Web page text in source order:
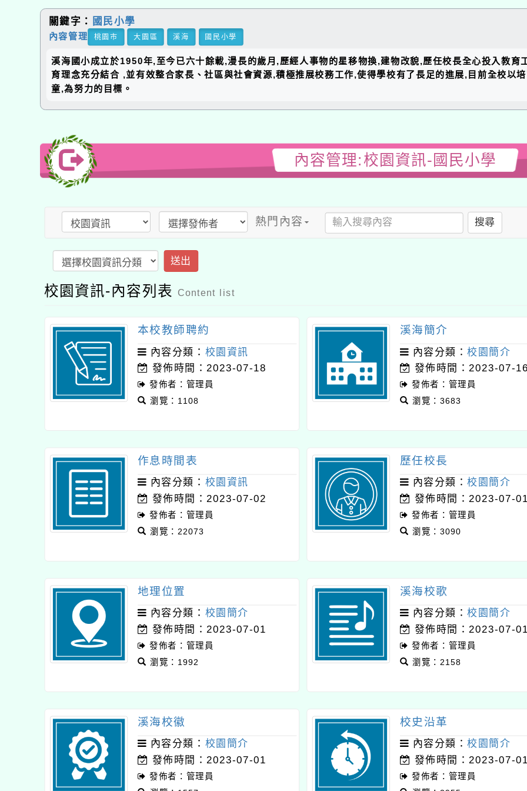
關鍵字： 國民小學
內容管理 桃園市 大園區 溪海 國民小學
溪海國小成立於1950年,至今已六十餘載,漫長的歲月,歷經人事物的星移物換,建物改貌,歷任校長全心投入教育
育理念充分結合 ,並有效整合家長、社區與社會資源,積極推展校務工作,使得學校有了長足的進展,目前全校以
童,為努力的目標。
內容管理:校園資訊-國民小學
熱門內容 搜尋
送出
校園資訊-內容列表 Content list
本校教師聘約
內容分類： 校園資訊
發佈時間：2023-07-18
發佈者：管理員
瀏覽：1108
溪海簡介
內容分類：校園簡介
發佈時間：2023-07-
發佈者：管理員
瀏覽：3683
作息時間表
內容分類： 校園資訊
發佈時間：2023-07-02
發佈者：管理員
瀏覽：22073
歷任校長
內容分類：校園簡介
發佈時間：2023-07-
發佈者：管理員
瀏覽：3090
地理位置
內容分類： 校園簡介
發佈時間：2023-07-01
發佈者：管理員
瀏覽：1992
溪海校歌
內容分類：校園簡介
發佈時間：2023-07-
發佈者：管理員
瀏覽：2158
溪海校徽
內容分類： 校園簡介
發佈時間：2023-07-01
發佈者：管理員
校史沿革
內容分類：校園簡介
發佈時間：2023-07-
發佈者：管理員